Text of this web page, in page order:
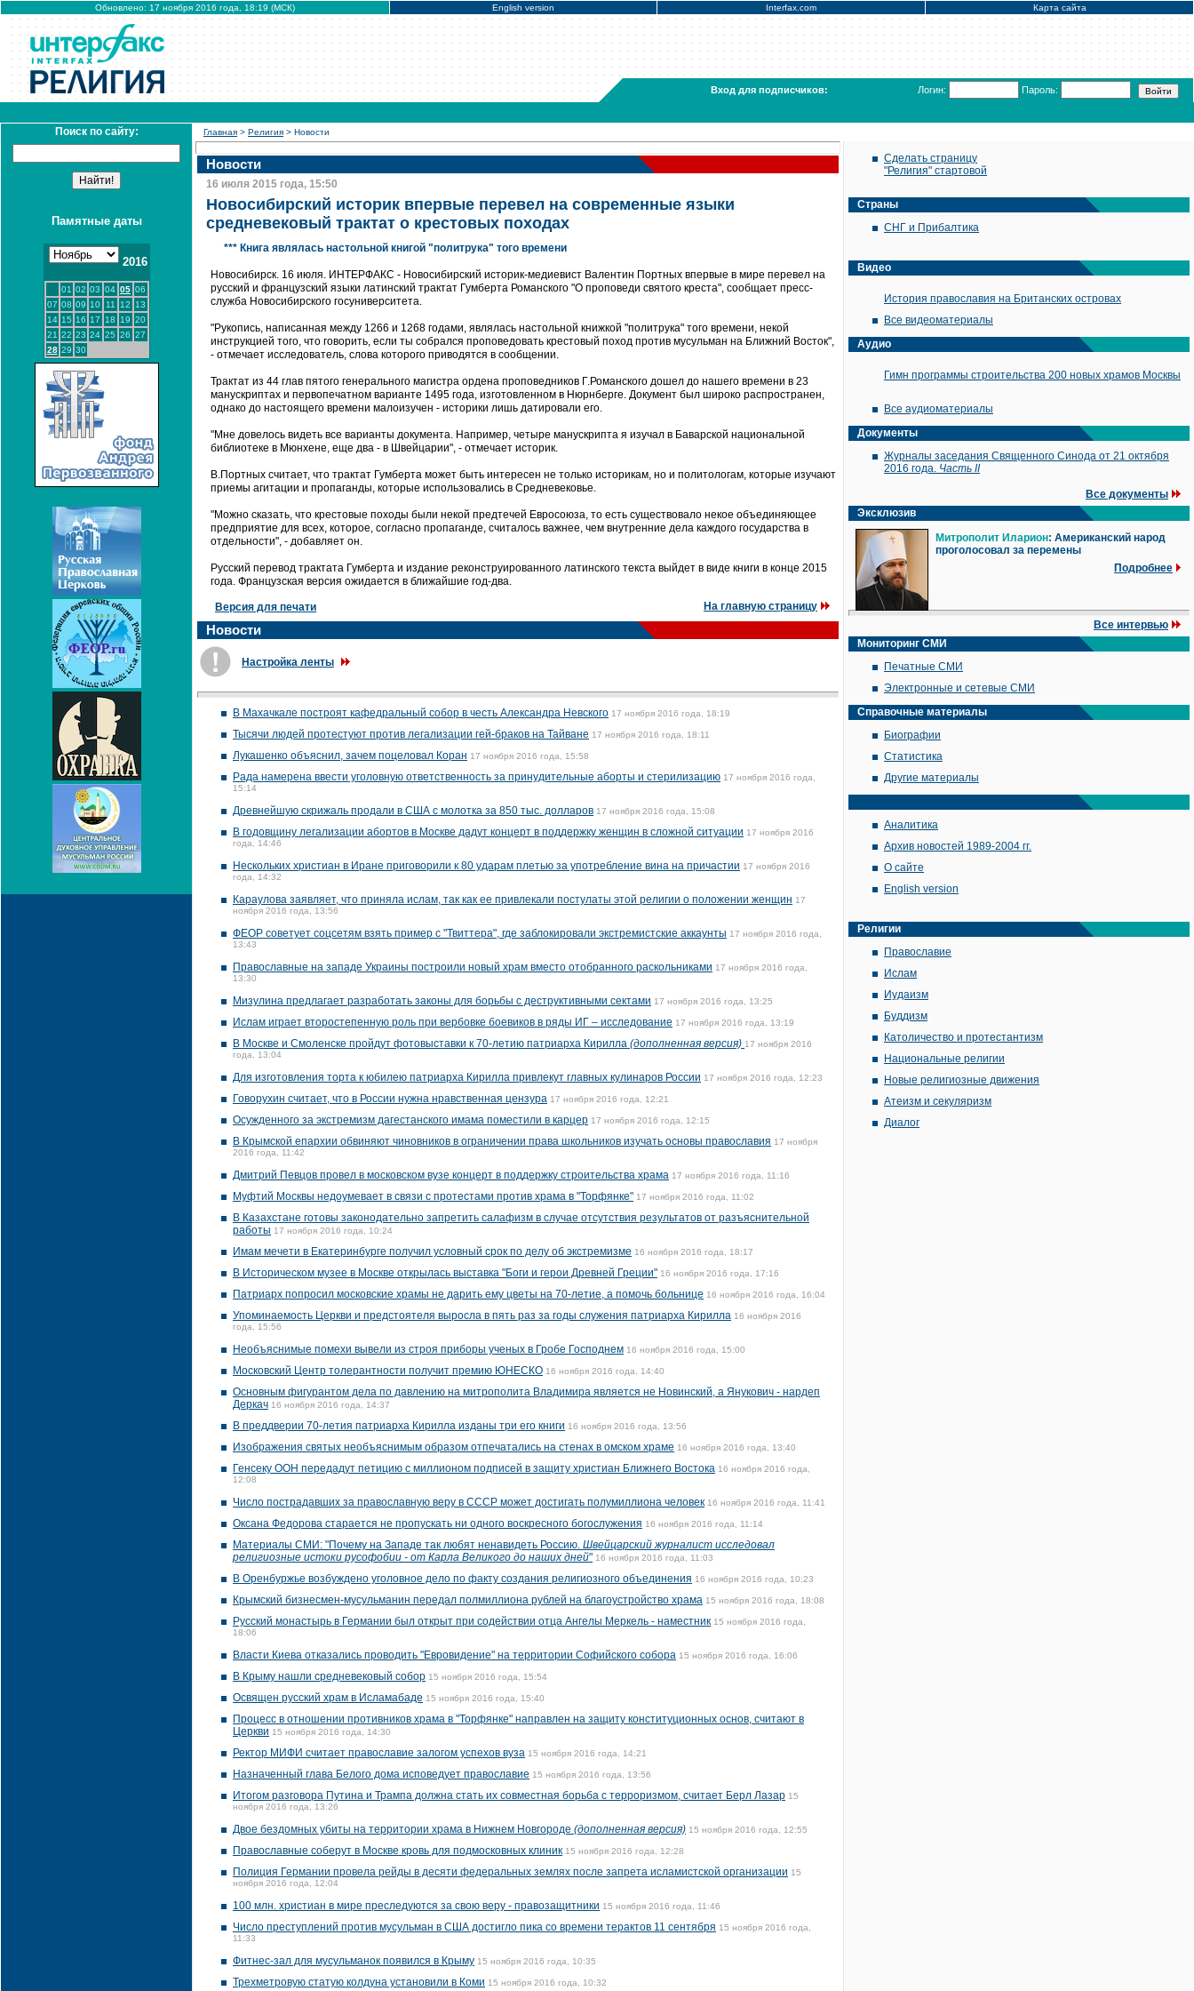
Обновлено: 17 ноября 2016 года, 18:19 (МСК) English version Interfax.com Карта сайта
Вход для подписчиков: Логин: Пароль:
Поиск по сайту:
Памятные даты
2016
01 02 03 04 05 06
07 08 09 10 11 12
13
14 15 16 17 18 19 20
21 22 23 24 25 26 27
28 29 30
Главная > Религия > Новости
Новости
16 июля 2015 года, 15:50
Новосибирский историк впервые перевел на современные языки
средневековый трактат о крестовых походах
*** Книга являлась настольной книгой "политрука" того времени
Новосибирск. 16 июля. ИНТЕРФАКС - Новосибирский историк-медиевист Валентин Портных впервые в мире перевел на
русский и французский языки латинский трактат Гумберта Романского "О проповеди святого креста", сообщает пресс-
служба Новосибирского госуниверситета.
"Рукопись, написанная между 1266 и 1268 годами, являлась настольной книжкой "политрука" того времени, некой
инструкцией того, что говорить, если ты собрался проповедовать крестовый поход против мусульман на Ближний Восток",
- отмечает исследователь, слова которого приводятся в сообщении.
Трактат из 44 глав пятого генерального магистра ордена проповедников Г.Романского дошел до нашего времени в 23
манускриптах и первопечатном варианте 1495 года, изготовленном в Нюрнберге. Документ был широко распространен,
однако до настоящего времени малоизучен - историки лишь датировали его.
"Мне довелось видеть все варианты документа. Например, четыре манускрипта я изучал в Баварской национальной
библиотеке в Мюнхене, еще два - в Швейцарии", - отмечает историк.
В.Портных считает, что трактат Гумберта может быть интересен не только историкам, но и политологам, которые изучают
приемы агитации и пропаганды, которые использовались в Средневековье.
"Можно сказать, что крестовые походы были некой предтечей Евросоюза, то есть существовало некое объединяющее
предприятие для всех, которое, согласно пропаганде, считалось важнее, чем внутренние дела каждого государства в
отдельности", - добавляет он.
Русский перевод трактата Гумберта и издание реконструированного латинского текста выйдет в виде книги в конце 2015
года. Французская версия ожидается в ближайшие год-два.
Версия для печати На главную страницу
Новости
Настройка ленты
В Махачкале построят кафедральный собор в честь Александра Невского 17 ноября 2016 года, 18:19
Тысячи людей протестуют против легализации гей-браков на Тайване 17 ноября 2016 года, 18:11
Лукашенко объяснил, зачем поцеловал Коран 17 ноября 2016 года, 15:58
Рада намерена ввести уголовную ответственность за принудительные аборты и стерилизацию 17 ноября 2016 года,
15:14
Древнейшую скрижаль продали в США с молотка за 850 тыс. долларов 17 ноября 2016 года, 15:08
В годовщину легализации абортов в Москве дадут концерт в поддержку женщин в сложной ситуации 17 ноября 2016
года, 14:46
Нескольких христиан в Иране приговорили к 80 ударам плетью за употребление вина на причастии 17 ноября 2016
года, 14:32
Караулова заявляет, что приняла ислам, так как ее привлекали постулаты этой религии о положении женщин 17
ноября 2016 года, 13:56
ФЕОР советует соцсетям взять пример с "Твиттера", где заблокировали экстремистские аккаунты 17 ноября 2016 года,
13:43
Православные на западе Украины построили новый храм вместо отобранного раскольниками 17 ноября 2016 года,
13:30
Мизулина предлагает разработать законы для борьбы с деструктивными сектами 17 ноября 2016 года, 13:25
Ислам играет второстепенную роль при вербовке боевиков в ряды ИГ – исследование 17 ноября 2016 года, 13:19
В Москве и Смоленске пройдут фотовыставки к 70-летию патриарха Кирилла (дополненная версия) 17 ноября 2016
года, 13:04
Для изготовления торта к юбилею патриарха Кирилла привлекут главных кулинаров России 17 ноября 2016 года, 12:23
Говорухин считает, что в России нужна нравственная цензура 17 ноября 2016 года, 12:21
Осужденного за экстремизм дагестанского имама поместили в карцер 17 ноября 2016 года, 12:15
В Крымской епархии обвиняют чиновников в ограничении права школьников изучать основы православия 17 ноября
2016 года, 11:42
Дмитрий Певцов провел в московском вузе концерт в поддержку строительства храма 17 ноября 2016 года, 11:16
Муфтий Москвы недоумевает в связи с протестами против храма в "Торфянке" 17 ноября 2016 года, 11:02
В Казахстане готовы законодательно запретить салафизм в случае отсутствия результатов от разъяснительной
работы 17 ноября 2016 года, 10:24
Имам мечети в Екатеринбурге получил условный срок по делу об экстремизме 16 ноября 2016 года, 18:17
В Историческом музее в Москве открылась выставка "Боги и герои Древней Греции" 16 ноября 2016 года, 17:16
Патриарх попросил московские храмы не дарить ему цветы на 70-летие, а помочь больнице 16 ноября 2016 года, 16:04
Упоминаемость Церкви и предстоятеля выросла в пять раз за годы служения патриарха Кирилла 16 ноября 2016
года, 15:56
Необъяснимые помехи вывели из строя приборы ученых в Гробе Господнем 16 ноября 2016 года, 15:00
Московский Центр толерантности получит премию ЮНЕСКО 16 ноября 2016 года, 14:40
Основным фигурантом дела по давлению на митрополита Владимира является не Новинский, а Янукович - нардеп
Деркач 16 ноября 2016 года, 14:37
В преддверии 70-летия патриарха Кирилла изданы три его книги 16 ноября 2016 года, 13:56
Изображения святых необъяснимым образом отпечатались на стенах в омском храме 16 ноября 2016 года, 13:40
Генсеку ООН передадут петицию с миллионом подписей в защиту христиан Ближнего Востока 16 ноября 2016 года,
12:08
Число пострадавших за православную веру в СССР может достигать полумиллиона человек 16 ноября 2016 года, 11:41
Оксана Федорова старается не пропускать ни одного воскресного богослужения 16 ноября 2016 года, 11:14
Материалы СМИ: "Почему на Западе так любят ненавидеть Россию. Швейцарский журналист исследовал
религиозные истоки русофобии - от Карла Великого до наших дней" 16 ноября 2016 года, 11:03
В Оренбуржье возбуждено уголовное дело по факту создания религиозного объединения 16 ноября 2016 года, 10:23
Крымский бизнесмен-мусульманин передал полмиллиона рублей на благоустройство храма 15 ноября 2016 года, 18:08
Русский монастырь в Германии был открыт при содействии отца Ангелы Меркель - наместник 15 ноября 2016 года,
18:06
Власти Киева отказались проводить "Евровидение" на территории Софийского собора 15 ноября 2016 года, 16:06
В Крыму нашли средневековый собор 15 ноября 2016 года, 15:54
Освящен русский храм в Исламабаде 15 ноября 2016 года, 15:40
Процесс в отношении противников храма в "Торфянке" направлен на защиту конституционных основ, считают в
Церкви 15 ноября 2016 года, 14:30
Ректор МИФИ считает православие залогом успехов вуза 15 ноября 2016 года, 14:21
Назначенный глава Белого дома исповедует православие 15 ноября 2016 года, 13:56
Итогом разговора Путина и Трампа должна стать их совместная борьба с терроризмом, считает Берл Лазар 15
ноября 2016 года, 13:26
Двое бездомных убиты на территории храма в Нижнем Новгороде (дополненная версия) 15 ноября 2016 года, 12:55
Православные соберут в Москве кровь для подмосковных клиник 15 ноября 2016 года, 12:28
Полиция Германии провела рейды в десяти федеральных землях после запрета исламистской организации 15
ноября 2016 года, 12:04
100 млн. христиан в мире преследуются за свою веру - правозащитники 15 ноября 2016 года, 11:46
Число преступлений против мусульман в США достигло пика со времени терактов 11 сентября 15 ноября 2016 года,
11:33
Фитнес-зал для мусульманок появился в Крыму 15 ноября 2016 года, 10:35
Трехметровую статую колдуна установили в Коми 15 ноября 2016 года, 10:32
Сделать страницу
"Религия" стартовой
Страны
СНГ и Прибалтика
Видео
История православия на Британских островах
Все видеоматериалы
Аудио
Гимн программы строительства 200 новых храмов Москвы
Все аудиоматериалы
Документы
Журналы заседания Священного Синода от 21 октября
2016 года. Часть II
Все документы
Эксклюзив
Митрополит Иларион: Американский народ
проголосовал за перемены
Подробнее
Все интервью
Мониторинг СМИ
Печатные СМИ
Электронные и сетевые СМИ
Справочные материалы
Биографии
Статистика
Другие материалы
Аналитика
Архив новостей 1989-2004 гг.
О сайте
English version
Религии
Православие
Ислам
Иудаизм
Буддизм
Католичество и протестантизм
Национальные религии
Новые религиозные движения
Атеизм и секуляризм
Диалог